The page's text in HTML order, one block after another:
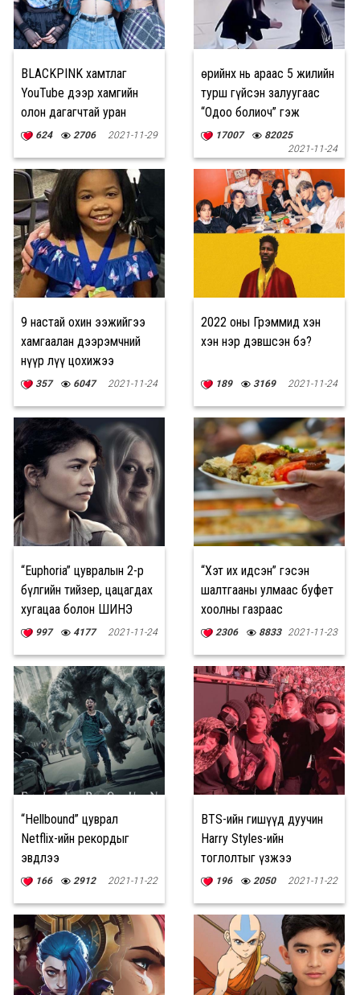
BLACKPINK хамтлаг
YouTube дээр хамгийн
олон дагагчтай уран
бүтээлчид боллоо
624 2706 2021-11-29
Өөрийнх нь араас 5 жилийн
турш гүйсэн залуугаас
“Одоо болиоч” гэж
гуйжээ
17007
82025
2021-11-24
9 настай охин ээжийгээ
хамгаалан дээрэмчний
нүүр лүү цохижээ
357 6047 2021-11-24
2022 оны Грэммид хэн
хэн нэр дэвшсэн бэ?
189 3169 2021-11-24
“Euphoria” цувралын 2-р
бүлгийн тийзер, цацагдах
хугацаа болон ШИНЭ
дүрүүд
997 4177 2021-11-24
“Хэт их идсэн” гэсэн
шалтгааны улмаас буфет
хоолны газраас
хөөгджээ
2306 8833 2021-11-23
“Hellbound” цуврал
Netflix-ийн рекордыг
эвдлээ
166 2912 2021-11-22
BTS-ийн гишүүд дуучин
Harry Styles-ийн
тоглолтыг үзжээ
196 2050 2021-11-22